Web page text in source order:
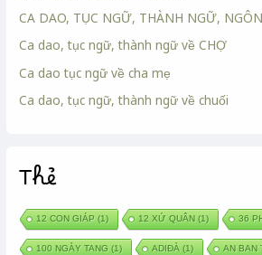
CA DAO, TỤC NGỮ, THÀNH NGỮ,
Ca dao, tục ngữ, thành ngữ về CHỢ
Ca dao tục ngữ về cha mẹ
Ca dao, tục ngữ, thành ngữ về chuối
Thẻ
12 CON GIÁP (1) 12 XỨ QUÂN (1) 36
100 NGÀY TANG (1) ADIĐÀ (1) AN BAN